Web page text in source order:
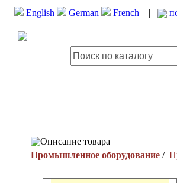
English German French |
Описание товара
Промышленное оборудование /